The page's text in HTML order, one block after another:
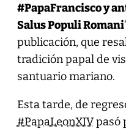
#PapaFrancisco y
Salus Populi Romani
publicación, que
tradición papal de
santuario mariano.
Esta tarde, de
#PapaLeonXIVpasó